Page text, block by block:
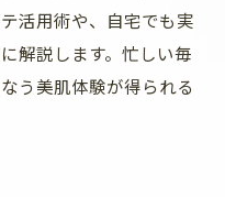
活用術や、自宅でも実
解説します。忙しい毎
う美肌体験が得られる